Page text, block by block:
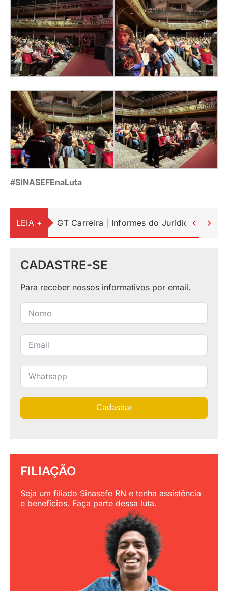
#SINASEFEnaLuta
LEIA + Atividades da semana: confira o resumo
 
CADASTRE-SE
Para receber nossos informativos por email.
Cadastrar
FILIAÇÃO
Seja um filiado Sinasefe RN e tenha assistência
e benefícios. Faça parte dessa luta.